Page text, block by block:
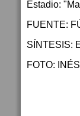
Estadio:
FUENTE:
SÍNTESIS:
FOTO: